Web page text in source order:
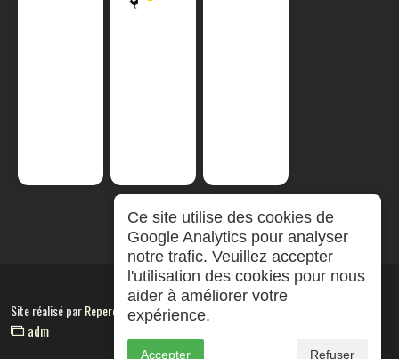
Site réalisé parRepereCom
adm
Ce site utilise des cookies de
Google Analytics pour analyser
notre trafic. Veuillez accepter
l'utilisation des cookies pour nous
aider à améliorer votre
expérience.
Accepter Refuser